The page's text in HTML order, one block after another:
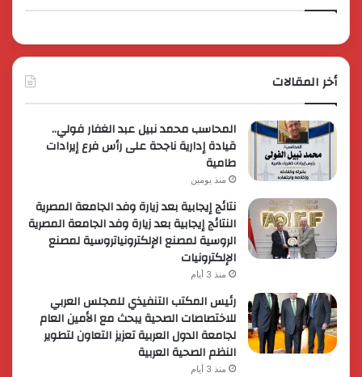
أخر المقالات
المحاسب محمد نبيل عبد الغفار فولي..
قيادة إدارية ناجحة على رأس فرع إيرادات
طامية
منذ يومين
نتائج إيجابية بعد زيارة وفد الجامعة المصرية
النتائج إيجابية بعد زيارة وفد الجامعة المصرية
الروسية لمصنع الإلكترونياتروسية لمصنع
الإلكترونيات
منذ 3 أيام
رئيس المكتب التنفيذي للمجلس العربي
للاختصاصات الصحية يبحث مع الأمين العام
لجامعة الدول العربية تعزيز التعاون لتطوير
النظم الصحية العربية
منذ 3 أيام